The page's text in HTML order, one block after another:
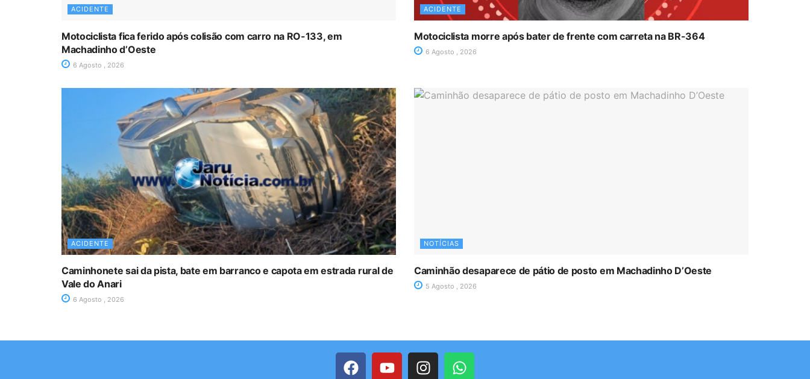
ACIDENTE
Motociclista fica ferido após colisão com carro na RO-133, em
Machadinho d’Oeste
6 Agosto , 2026
ACIDENTE
Motociclista morre após bater de frente com carreta na BR-364
6 Agosto , 2026
ACIDENTE
Caminhonete sai da pista, bate em barranco e capota em estrada rural de
Vale do Anari
6 Agosto , 2026
NOTÍCIAS
Caminhão desaparece de pátio de posto em Machadinho D’Oeste
5 Agosto , 2026